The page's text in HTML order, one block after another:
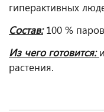
гиперактивных
Состав:100 %
Из чего готовится:
растения.